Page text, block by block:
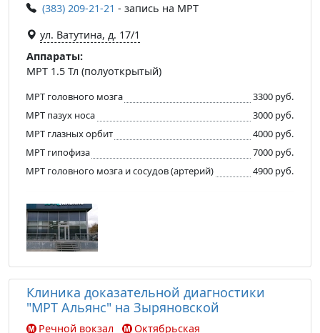
(383) 209-21-21 - запись на МРТ
ул. Ватутина, д. 17/1
Аппараты:
МРТ 1.5 Тл (полуоткрытый)
МРТ головного мозга
3300 руб.
МРТ пазух носа
3000 руб.
МРТ глазных орбит
4000 руб.
МРТ гипофиза
7000 руб.
МРТ головного мозга и сосудов (артерий)
4900 руб.
Клиника доказательной диагностики
"МРТ Альянс" на Зыряновской
Речной вокзал
Октябрьская